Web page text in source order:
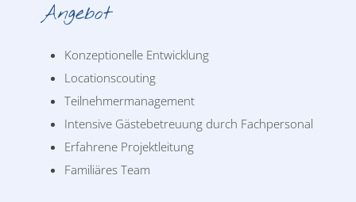
Angebot
Konzeptionelle Entwicklung
Locationscouting
Teilnehmermanagement
Intensive Gästebetreuung durch Fachpersonal
Erfahrene Projektleitung
Familiäres Team